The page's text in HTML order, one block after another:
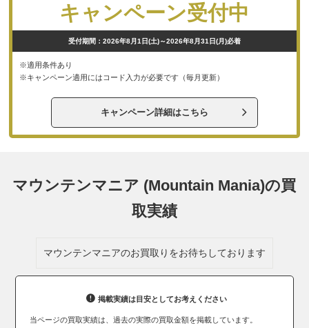
キャンペーン受付中
受付期間：2026年8月1日(土)～2026年8月31日(月)必着
※適用条件あり
※キャンペーン適用にはコード入力が必要です（毎月更新）
キャンペーン詳細はこちら
マウンテンマニア (Mountain Mania)の買
取実績
マウンテンマニアのお買取りをお待ちしております
掲載実績は目安としてお考えください
当ページの買取実績は、過去の実際の買取金額を掲載しています。